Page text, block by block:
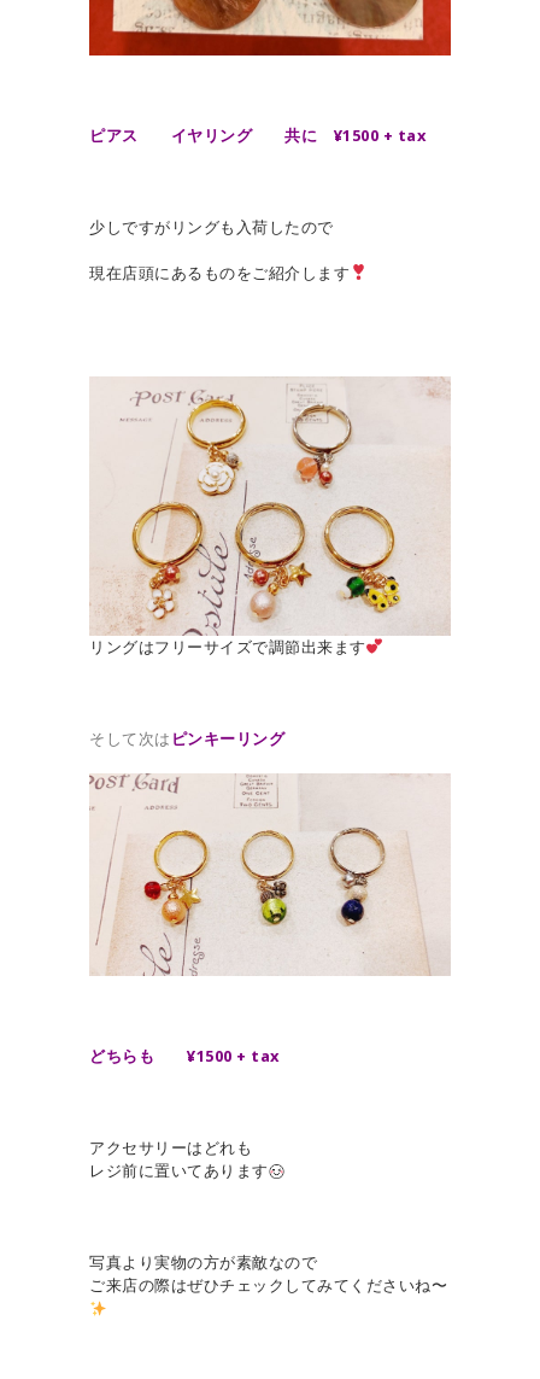
ピアス イヤリング 共に ¥1500 + tax
少しですがリングも入荷したので
現在店頭にあるものをご紹介します
リングはフリーサイズで調節出来ます
そして次は ピンキーリング
どちらも ¥1500 + tax
アクセサリーはどれも
レジ前に置いてあります
写真より実物の方が素敵なので
ご来店の際はぜひチェックしてみてくださいね〜